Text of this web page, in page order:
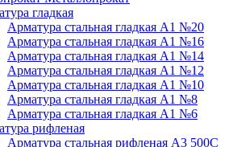
гладкая
Арматура стальная гладкая А1 №20
Арматура стальная гладкая А1 №16
Арматура стальная гладкая А1 №14
Арматура стальная гладкая А1 №12
Арматура стальная гладкая А1 №10
Арматура стальная гладкая А1 №8
Арматура стальная гладкая А1 №6
рифленая
Арматура стальная рифленая А3 500С